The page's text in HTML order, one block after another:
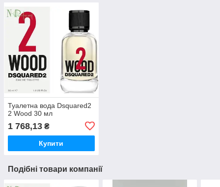
Туалетна вода Dsquared2
2 Wood 30 мл
1 768,13 ₴
Купити
Подібні товари компанії